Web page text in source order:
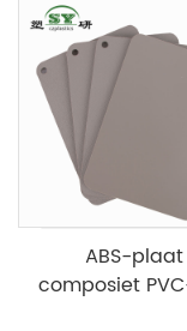
ABS-plaat
composiet